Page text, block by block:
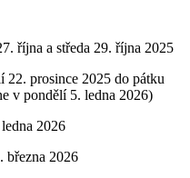
října a středa 29. října 2025
prosince 2025 do pátku
v pondělí 5. ledna 2026)
2026
března 2026